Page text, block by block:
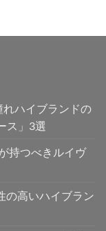
れハイブランドの
ス」3選
持つべきルイヴ
の高いハイブラン